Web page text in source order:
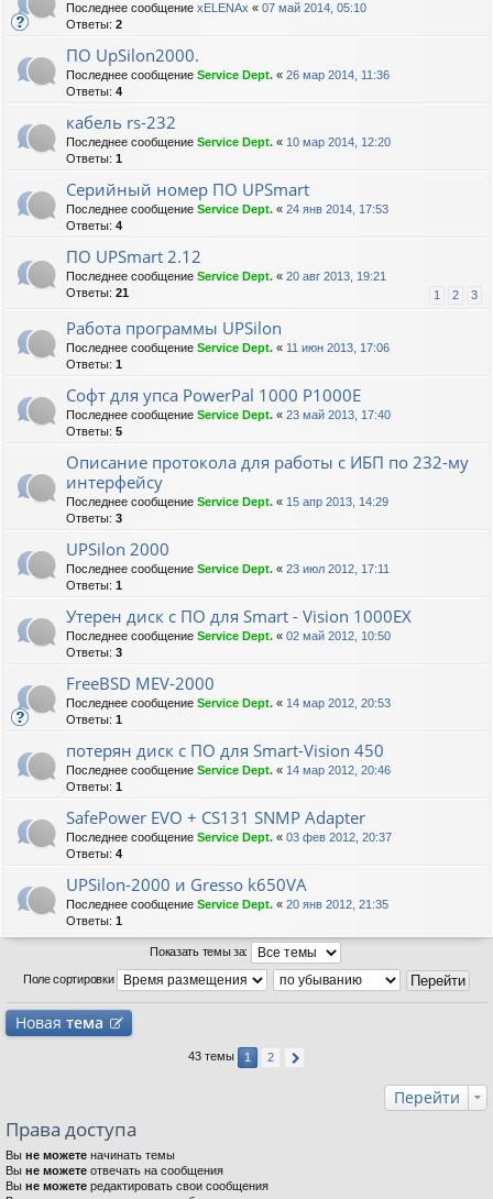
Последнее сообщение xELENAx « 07 май 2014, 05:10
Ответы: 2
ПО UpSilon2000.
Последнее сообщение Service Dept. « 26 мар 2014, 11:36
Ответы: 4
кабель rs-232
Последнее сообщение Service Dept. « 10 мар 2014, 12:20
Ответы: 1
Серийный номер ПО UPSmart
Последнее сообщение Service Dept. « 24 янв 2014, 17:53
Ответы: 4
ПО UPSmart 2.12
Последнее сообщение Service Dept. « 20 авг 2013, 19:21
Ответы: 21 1 2 3
Работа программы UPSilon
Последнее сообщение Service Dept. « 11 июн 2013, 17:06
Ответы: 1
Софт для упса PowerPal 1000 P1000E
Последнее сообщение Service Dept. « 23 май 2013, 17:40
Ответы: 5
Описание протокола для работы с ИБП по 232-му
интерфейсу
Последнее сообщение Service Dept. « 15 апр 2013, 14:29
Ответы: 3
UPSilon 2000
Последнее сообщение Service Dept. « 23 июл 2012, 17:11
Ответы: 1
Утерен диск с ПО для Smart - Vision 1000EX
Последнее сообщение Service Dept. « 02 май 2012, 10:50
Ответы: 3
FreeBSD MEV-2000
Последнее сообщение Service Dept. « 14 мар 2012, 20:53
Ответы: 1
потерян диск с ПО для Smart-Vision 450
Последнее сообщение Service Dept. « 14 мар 2012, 20:46
Ответы: 1
SafePower EVO + CS131 SNMP Adapter
Последнее сообщение Service Dept. « 03 фев 2012, 20:37
Ответы: 4
UPSilon-2000 и Gresso k650VA
Последнее сообщение Service Dept. « 20 янв 2012, 21:35
Ответы: 1
Показать темы за:
Поле сортировки
Новая тема
43 темы 1 2
Перейти
Права доступа
Вы не можете начинать темы
Вы не можете отвечать на сообщения
Вы не можете редактировать свои сообщения